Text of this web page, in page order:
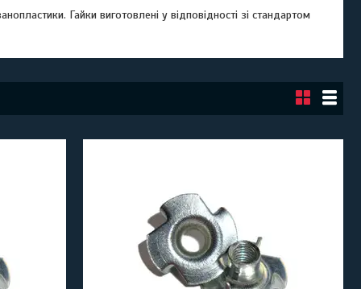
Гайки виготовлені у відповідності зі стандартом